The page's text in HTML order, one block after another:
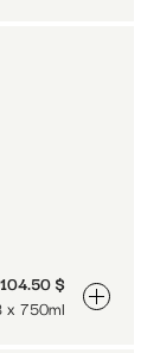
104.50 $
x 750ml